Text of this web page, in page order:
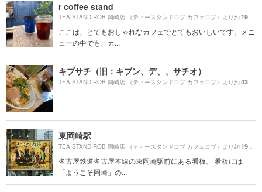
r coffee stand
TEA STAND ROB 岡崎店 （ティースタンドロブ カフェロブ）より約1970m
ここは、とてもおしゃれなカフェでとてもおいしいです。メニ
ューの中でも、カ...
キブサチ（旧：キブン、デ、、サチオ）
TEA STAND ROB 岡崎店 （ティースタンドロブ カフェロブ）より約430m
東岡崎駅
TEA STAND ROB 岡崎店 （ティースタンドロブ カフェロブ）より約1920m
名古屋鉄道名古屋本線の東岡崎駅前にある看板。 看板には
「ようこそ岡崎」の...